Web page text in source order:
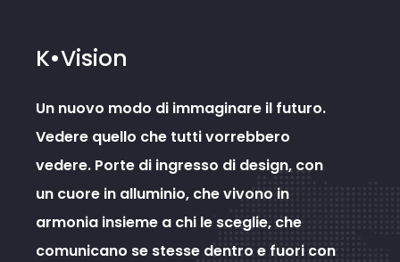
K•Vision
Un nuovo modo di immaginare il futuro.
Vedere quello che tutti vorrebbero
vedere. Porte di ingresso di design, con
un cuore in alluminio, che vivono in
armonia insieme a chi le sceglie, che
comunicano se stesse dentro e fuori con